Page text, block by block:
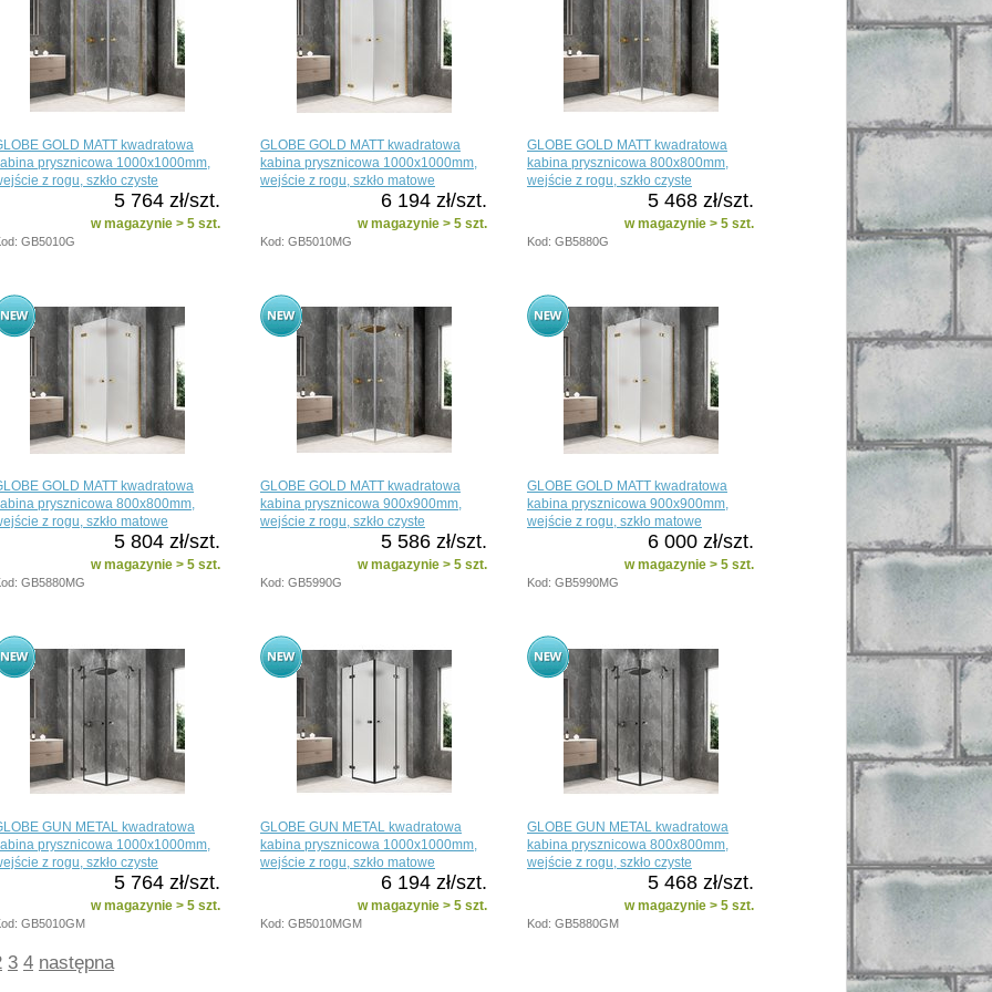
GOLD MATT kwadratowa
prysznicowa 1000x1000mm,
z rogu, szkło czyste
5 764 zł/szt.
w magazynie > 5 szt.
GB5010G
GLOBE GOLD MATT kwadratowa
kabina prysznicowa 1000x1000mm,
wejście z rogu, szkło matowe
6 194 zł/szt.
w magazynie > 5 szt.
Kod: GB5010MG
GLOBE GOLD MATT kwadratowa
kabina prysznicowa 800x800mm,
wejście z rogu, szkło czyste
5 468 zł/szt.
w magazynie > 5 szt.
Kod: GB5880G
GOLD MATT kwadratowa
prysznicowa 800x800mm,
z rogu, szkło matowe
5 804 zł/szt.
w magazynie > 5 szt.
GB5880MG
GLOBE GOLD MATT kwadratowa
kabina prysznicowa 900x900mm,
wejście z rogu, szkło czyste
5 586 zł/szt.
w magazynie > 5 szt.
Kod: GB5990G
GLOBE GOLD MATT kwadratowa
kabina prysznicowa 900x900mm,
wejście z rogu, szkło matowe
6 000 zł/szt.
w magazynie > 5 szt.
Kod: GB5990MG
GUN METAL kwadratowa
prysznicowa 1000x1000mm,
z rogu, szkło czyste
5 764 zł/szt.
w magazynie > 5 szt.
GB5010GM
GLOBE GUN METAL kwadratowa
kabina prysznicowa 1000x1000mm,
wejście z rogu, szkło matowe
6 194 zł/szt.
w magazynie > 5 szt.
Kod: GB5010MGM
GLOBE GUN METAL kwadratowa
kabina prysznicowa 800x800mm,
wejście z rogu, szkło czyste
5 468 zł/szt.
w magazynie > 5 szt.
Kod: GB5880GM
3 4 następna